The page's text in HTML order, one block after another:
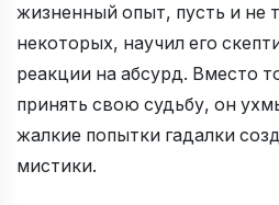
жизненный опыт, пусть и не
некоторых, научил его
реакции на абсурд. Вместо
принять свою судьбу, он
жалкие попытки гадалки
мистики.